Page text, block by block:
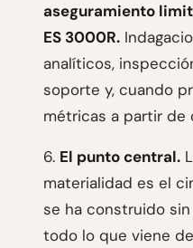
aseguramiento
ES 3000R.
analíticos,
soporte y, cuando
métricas a partir de
6. El punto central.
materialidad es el
se ha construido
todo lo que viene